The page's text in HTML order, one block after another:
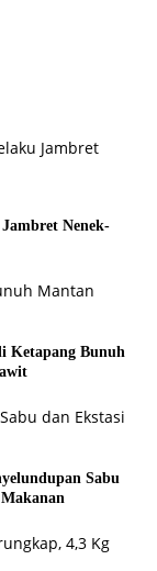
Nenek-
Ketapang Bunuh
Sabu